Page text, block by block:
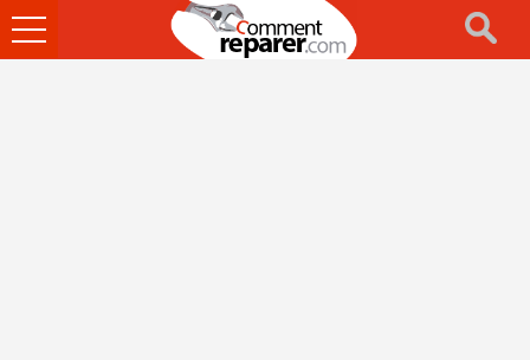
Ouvrir
le